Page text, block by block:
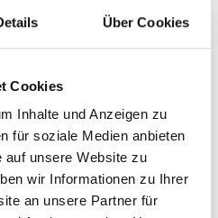
Über Cookies
Cookies
Inhalte und Anzeigen zu
für soziale Medien anbieten
auf unsere Website zu
wir Informationen zu Ihrer
an unsere Partner für
ANZEIGE
natürlich durch neue
Eine ausdrückliche